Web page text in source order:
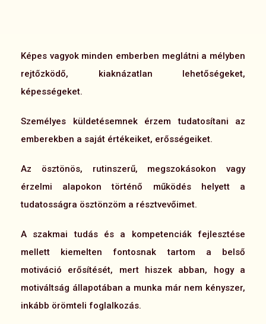
Képes vagyok minden emberben meglátni a mélyben
rejtőzködő, kiaknázatlan lehetőségeket,
képességeket.
Személyes küldetésemnek érzem tudatosítani az
emberekben a saját értékeiket, erősségeiket.
Az ösztönös, rutinszerű, megszokásokon vagy
érzelmi alapokon történő működés helyett a
tudatosságra ösztönzöm a résztvevőimet.
A szakmai tudás és a kompetenciák fejlesztése
mellett kiemelten fontosnak tartom a belső
motiváció erősítését, mert hiszek abban, hogy a
motiváltság állapotában a munka már nem kényszer,
inkább örömteli foglalkozás.